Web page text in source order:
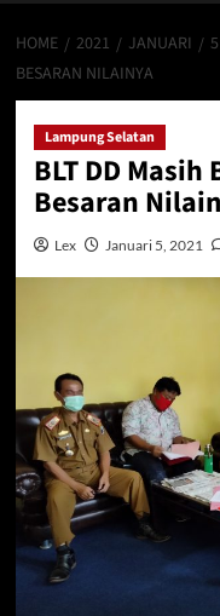
HOME 2021 JANUARI 5
BESARAN NILAINYA
Lampung Selatan
BLT DD
Besaran
Lex Januari 5, 2021